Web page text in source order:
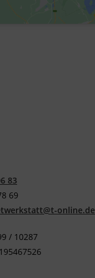
83
69
online.de
/ 10287